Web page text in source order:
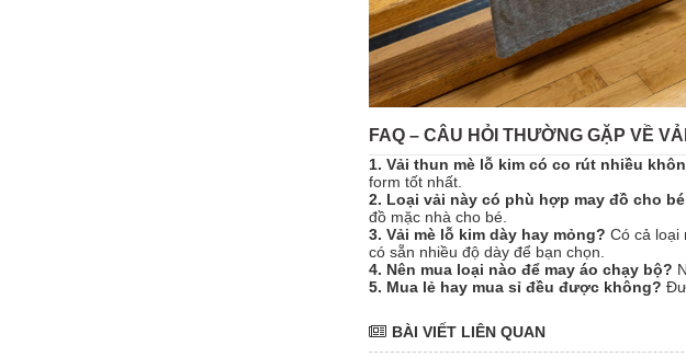
FAQ – CÂU HỎI THƯỜNG GẶP VỀ
1. Vải thun mè lỗ kim có co rút nhiều
form tốt nhất.
2. Loại vải này có phù hợp may đồ cho
đồ mặc nhà cho bé.
3. Vải mè lỗ kim dày hay mỏng? Có cả loại
có sẵn nhiều độ dày để bạn chọn.
4. Nên mua loại nào để may áo chạy bộ?
5. Mua lẻ hay mua sỉ đều được không?
BÀI VIẾT LIÊN QUAN